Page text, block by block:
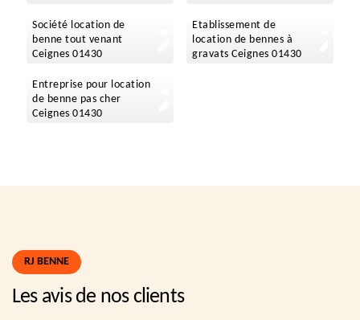
Société location de
benne tout venant
Ceignes 01430
Etablissement de
location de bennes à
gravats Ceignes 01430
Entreprise pour location
de benne pas cher
Ceignes 01430
RJ BENNE
Les avis de nos clients